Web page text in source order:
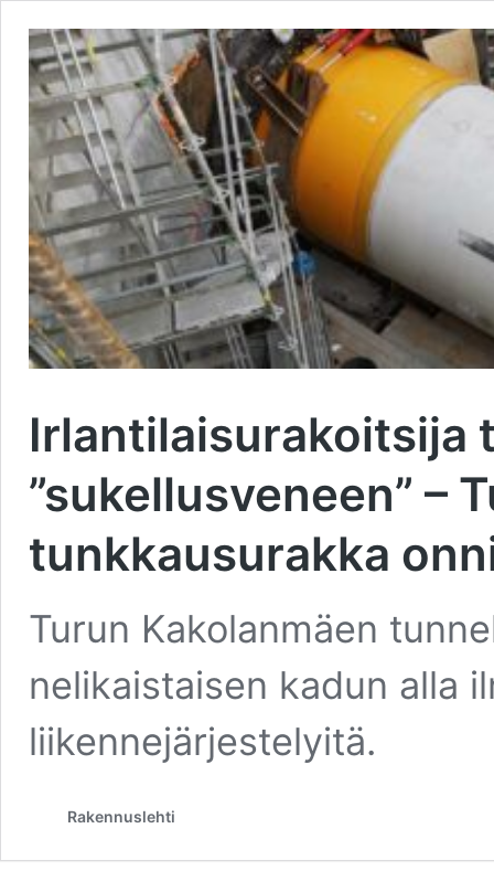
Irlantilaisurakoitsija
”sukellusveneen” –
tunkkausurakka
Turun Kakolanmäen
nelikaistaisen kadun alla
liikennejärjestelyitä.
Rakennuslehti